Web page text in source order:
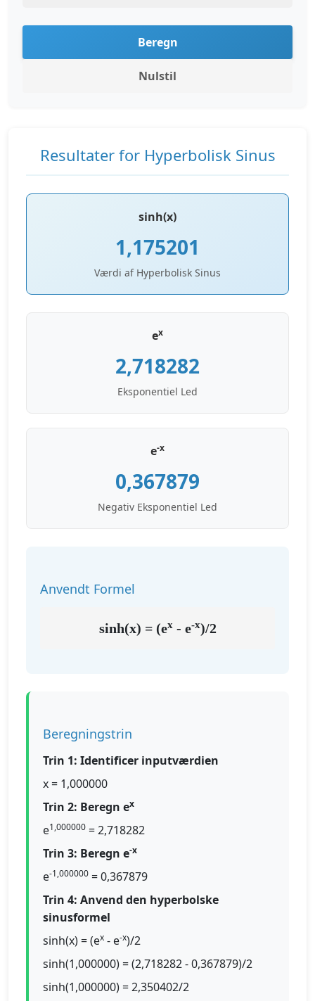
Beregn
Nulstil
Resultater for Hyperbolisk Sinus
sinh(x)
1,175201
Værdi af Hyperbolisk Sinus
ex
2,718282
Eksponentiel Led
e-x
0,367879
Negativ Eksponentiel Led
Anvendt Formel
sinh(x) = (ex- e-x)/2
Beregningstrin
Trin 1: Identificer inputværdien
x = 1,000000
Trin 2: Beregn ex
e1,000000 = 2,718282
Trin 3: Beregn e-x
e-1,000000 = 0,367879
Trin 4: Anvend den hyperbolske
sinusformel
sinh(x) = (ex - e-x)/2
sinh(1,000000) = (2,718282 - 0,367879)/2
sinh(1,000000) = 2,350402/2